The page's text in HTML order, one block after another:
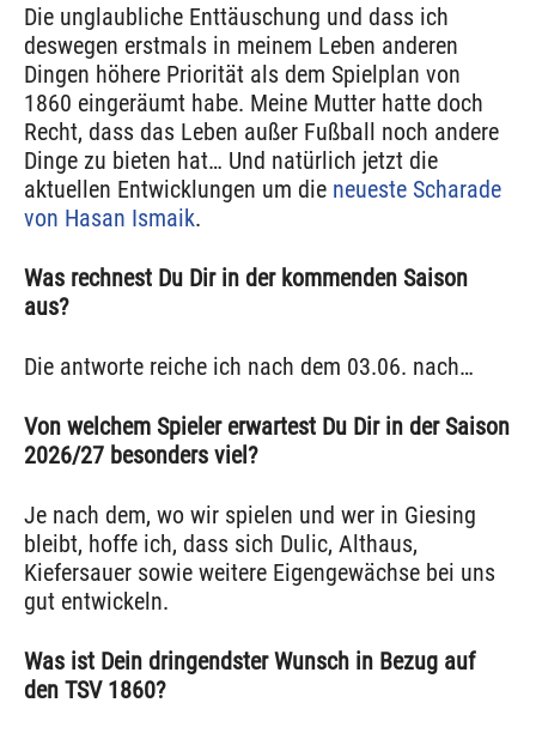
Die unglaubliche Enttäuschung und dass ich
deswegen erstmals in meinem Leben anderen
Dingen höhere Priorität als dem Spielplan von
1860 eingeräumt habe. Meine Mutter hatte doch
Recht, dass das Leben außer Fußball noch andere
Dinge zu bieten hat… Und natürlich jetzt die
aktuellen Entwicklungen um die neueste Scharade
von Hasan Ismaik.
Was rechnest Du Dir in der kommenden Saison
aus?
Die antworte reiche ich nach dem 03.06. nach…
Von welchem Spieler erwartest Du Dir in der Saison
2026/27 besonders viel?
Je nach dem, wo wir spielen und wer in Giesing
bleibt, hoffe ich, dass sich Dulic, Althaus,
Kiefersauer sowie weitere Eigengewächse bei uns
gut entwickeln.
Was ist Dein dringendster Wunsch in Bezug auf
den TSV 1860?